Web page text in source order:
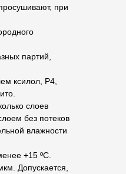
при
партий,
ксилол, Р4,
слоев
без потеков
влажности
+15 ºС.
Допускается,